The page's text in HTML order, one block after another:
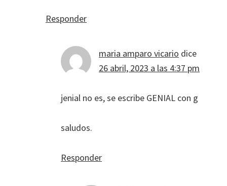
Responder
maria amparo vicario dice
26 abril, 2023 a las 4:37 pm
jenial no es, se escribe GENIAL con g
saludos.
Responder